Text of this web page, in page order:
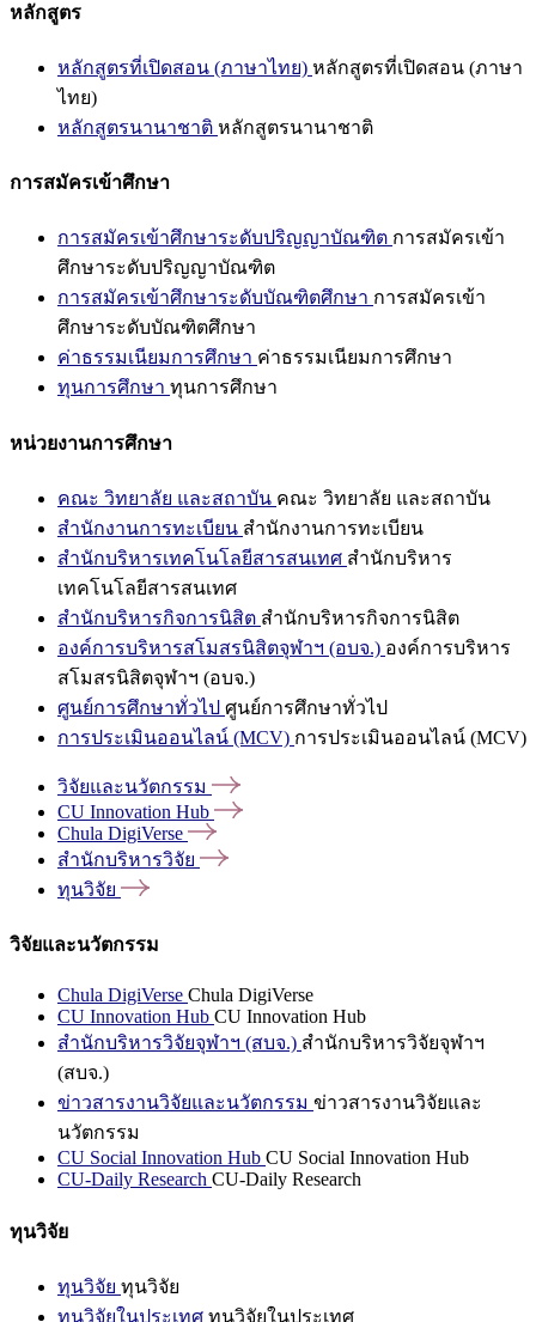
หลักสูตร
หลักสูตรที่เปิดสอน (ภาษาไทย) หลักสูตรที่เปิดสอน (ภาษา
ไทย)
หลักสูตรนานาชาติ หลักสูตรนานาชาติ
การสมัครเข้าศึกษา
การสมัครเข้าศึกษาระดับปริญญาบัณฑิต การสมัครเข้า
ศึกษาระดับปริญญาบัณฑิต
การสมัครเข้าศึกษาระดับบัณฑิตศึกษา การสมัครเข้า
ศึกษาระดับบัณฑิตศึกษา
ค่าธรรมเนียมการศึกษา ค่าธรรมเนียมการศึกษา
ทุนการศึกษา ทุนการศึกษา
หน่วยงานการศึกษา
คณะ วิทยาลัย และสถาบัน คณะ วิทยาลัย และสถาบัน
สำนักงานการทะเบียน สำนักงานการทะเบียน
สำนักบริหารเทคโนโลยีสารสนเทศ สำนักบริหาร
เทคโนโลยีสารสนเทศ
สำนักบริหารกิจการนิสิต สำนักบริหารกิจการนิสิต
องค์การบริหารสโมสรนิสิตจุฬาฯ (อบจ.) องค์การบริหาร
สโมสรนิสิตจุฬาฯ (อบจ.)
ศูนย์การศึกษาทั่วไป ศูนย์การศึกษาทั่วไป
การประเมินออนไลน์ (MCV) การประเมินออนไลน์ (MCV)
วิจัยและนวัตกรรม
CU Innovation Hub
Chula DigiVerse
สำนักบริหารวิจัย
ทุนวิจัย
วิจัยและนวัตกรรม
Chula DigiVerse Chula DigiVerse
CU Innovation Hub CU Innovation Hub
สำนักบริหารวิจัยจุฬาฯ (สบจ.) สำนักบริหารวิจัยจุฬาฯ
(สบจ.)
ข่าวสารงานวิจัยและนวัตกรรม ข่าวสารงานวิจัยและ
นวัตกรรม
CU Social Innovation Hub CU Social Innovation Hub
CU-Daily Research CU-Daily Research
ทุนวิจัย
ทุนวิจัย ทุนวิจัย
ทุนวิจัยในประเทศ ทุนวิจัยในประเทศ